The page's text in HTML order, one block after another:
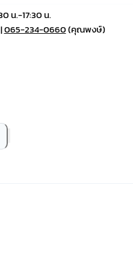
น.-17:30 น.
065-234-0660(คุณพงษ์)